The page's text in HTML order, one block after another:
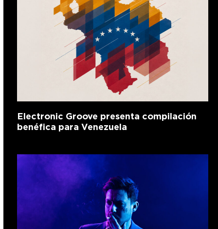
Electronic Groove presenta compilación
benéfica para Venezuela